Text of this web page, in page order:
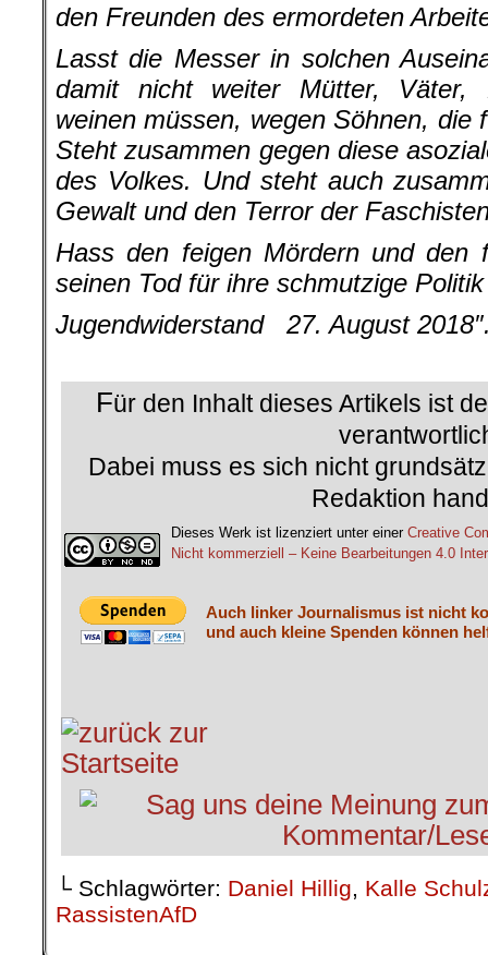
den Freunden des ermordeten
Lasst die Messer in solchen
damit nicht weiter Mütter, Väter,
weinen müssen, wegen Söhnen, die
Steht zusammen gegen diese
des Volkes. Und steht auch
Gewalt und den Terror der
Hass den feigen Mördern und den
seinen Tod für ihre schmutzige
Jugendwiderstand 27. August
Für den Inhalt dieses Artikels ist
Dabei muss es sich nicht
Redaktion
Dieses Werk ist lizenziert unter einer Creative
Nicht kommerziell – Keine Bearbeitungen 4.0
Auch linker Journalismus ist nicht
und auch kleine Spenden können
└ Schlagwörter: Daniel Hillig, Kalle
RassistenAfD